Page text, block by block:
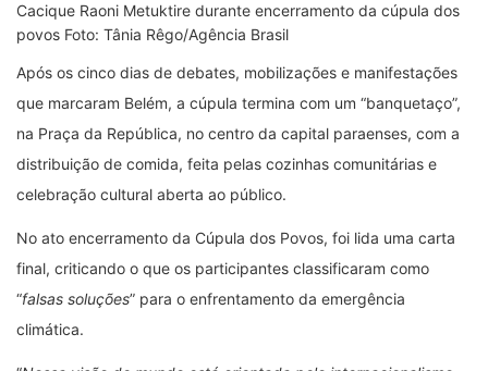
Cacique Raoni Metuktire durante encerramento da cúpula dos
povos Foto: Tânia Rêgo/Agência Brasil
Após os cinco dias de debates, mobilizações e manifestações
que marcaram Belém, a cúpula termina com um “banquetaço”,
na Praça da República, no centro da capital paraenses, com a
distribuição de comida, feita pelas cozinhas comunitárias e
celebração cultural aberta ao público.
No ato encerramento da Cúpula dos Povos, foi lida uma carta
final, criticando o que os participantes classificaram como
“falsas soluções” para o enfrentamento da emergência
climática.